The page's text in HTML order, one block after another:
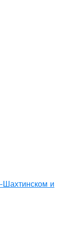
Шахтинском и